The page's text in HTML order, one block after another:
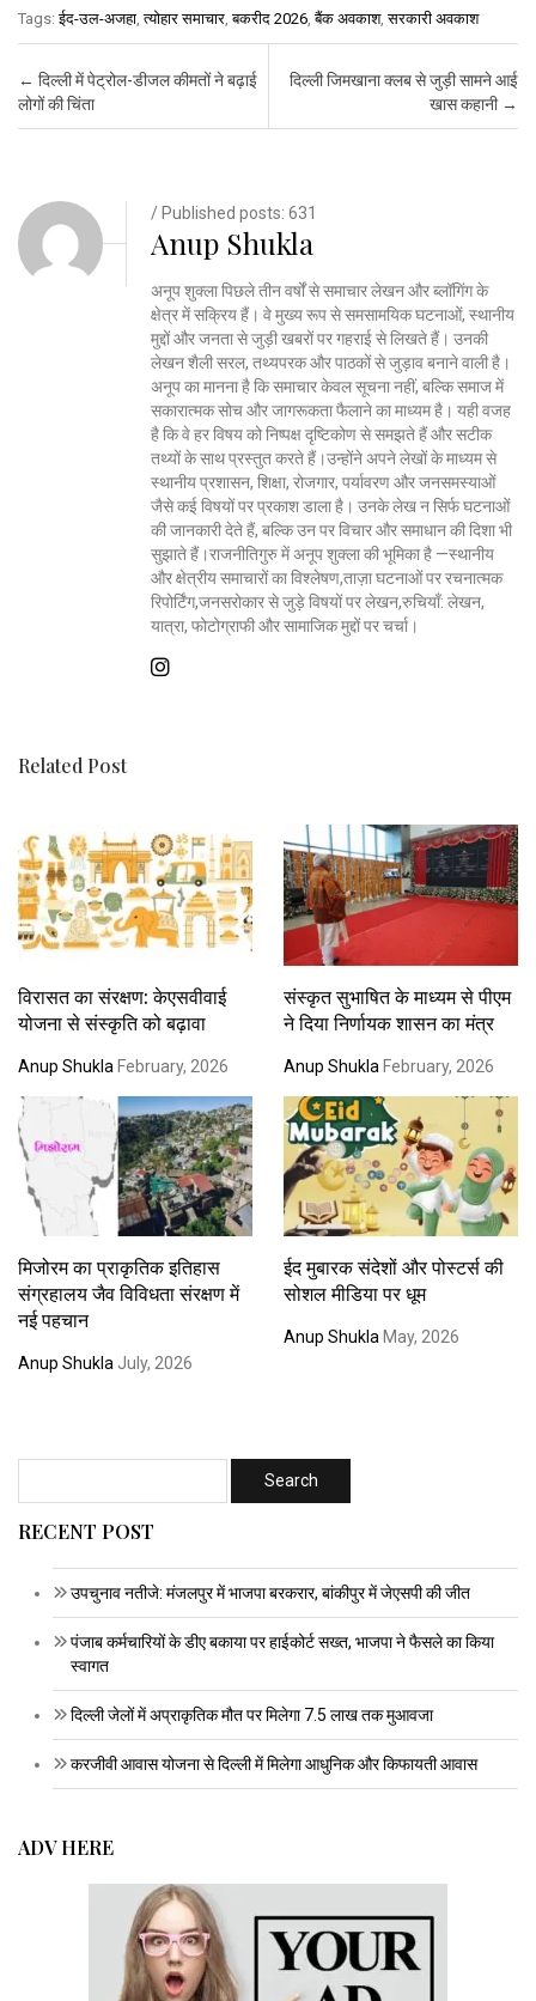
Tags:ईद-उल-अजहा ,त्योहार समाचार ,बकरीद 2026 ,बैंक अवकाश,सरकारी अवकाश
Post navigation
← दिल्ली में पेट्रोल-डीजल कीमतों ने बढ़ाई
लोगों की चिंता
दिल्ली जिमखाना क्लब से जुड़ी सामने आई
खास कहानी →
/ Published posts: 631
Anup Shukla
अनूप शुक्ला पिछले तीन वर्षों से समाचार लेखन और ब्लॉगिंग के
क्षेत्र में सक्रिय हैं। वे मुख्य रूप से समसामयिक घटनाओं, स्थानीय
मुद्दों और जनता से जुड़ी खबरों पर गहराई से लिखते हैं। उनकी
लेखन शैली सरल, तथ्यपरक और पाठकों से जुड़ाव बनाने वाली है।
अनूप का मानना है कि समाचार केवल सूचना नहीं, बल्कि समाज में
सकारात्मक सोच और जागरूकता फैलाने का माध्यम है। यही वजह
है कि वे हर विषय को निष्पक्ष दृष्टिकोण से समझते हैं और सटीक
तथ्यों के साथ प्रस्तुत करते हैं।उन्होंने अपने लेखों के माध्यम से
स्थानीय प्रशासन, शिक्षा, रोजगार, पर्यावरण और जनसमस्याओं
जैसे कई विषयों पर प्रकाश डाला है। उनके लेख न सिर्फ घटनाओं
की जानकारी देते हैं, बल्कि उन पर विचार और समाधान की दिशा भी
सुझाते हैं।राजनीतिगुरु में अनूप शुक्ला की भूमिका है —स्थानीय
और क्षेत्रीय समाचारों का विश्लेषण,ताज़ा घटनाओं पर रचनात्मक
रिपोर्टिंग,जनसरोकार से जुड़े विषयों पर लेखन,रुचियाँ: लेखन,
यात्रा, फोटोग्राफी और सामाजिक मुद्दों पर चर्चा।
Related Post
विरासत का संरक्षण: केएसवीवाई
योजना से संस्कृति को बढ़ावा
Anup Shukla February, 2026
संस्कृत सुभाषित के माध्यम से पीएम
ने दिया निर्णायक शासन का मंत्र
Anup Shukla February, 2026
मिजोरम का प्राकृतिक इतिहास
संग्रहालय जैव विविधता संरक्षण में
नई पहचान
Anup Shukla July, 2026
ईद मुबारक संदेशों और पोस्टर्स की
सोशल मीडिया पर धूम
Anup ShuklaMay, 2026
RECENT POST
उपचुनाव नतीजे: मंजलपुर में भाजपा बरकरार, बांकीपुर में जेएसपी की जीत
पंजाब कर्मचारियों के डीए बकाया पर हाईकोर्ट सख्त, भाजपा ने फैसले का किया
स्वागत
दिल्ली जेलों में अप्राकृतिक मौत पर मिलेगा 7.5 लाख तक मुआवजा
करजीवी आवास योजना से दिल्ली में मिलेगा आधुनिक और किफायती आवास
ADV HERE